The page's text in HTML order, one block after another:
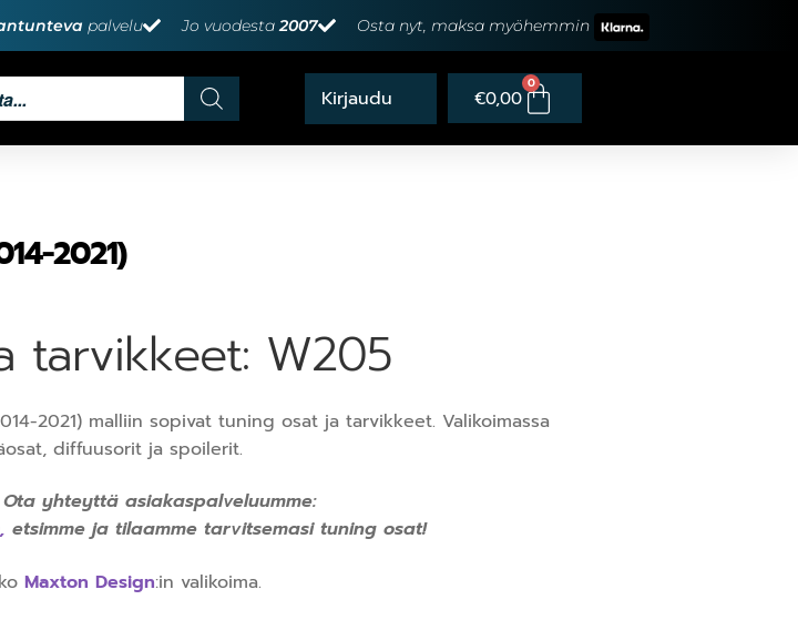
palvelu Jo vuodesta2007 Osta nyt, maksa myöhemmin
€0,00
0
2021)
tarvikkeet: W205
2021) malliin sopivat tuning osat ja tarvikkeet. Valikoimassa
diffuusorit ja spoilerit.
Ota yhteyttä asiakaspalveluumme:
, etsimme ja tilaamme tarvitsemasi tuning osat!
Maxton Design:in valikoima.